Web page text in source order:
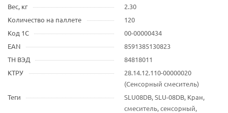
Вес, кг
2.30
Количество на паллете
120
Код 1С
00-00000434
EAN
8591385130823
ТН ВЭД
84818011
КТРУ
28.14.12.110-00000020
(Сенсорный смеситель)
Теги
SLU08DB, SLU-08DB, Кран,
смеситель, сенсорный,